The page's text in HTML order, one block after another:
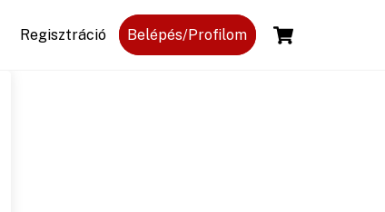
Regisztráció Belépés/Profilom